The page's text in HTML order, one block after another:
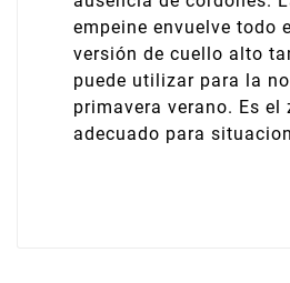
empeine envuelve todo
versión de cuello alto
puede utilizar para la
primavera verano. Es el
adecuado para